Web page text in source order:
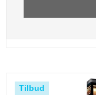
Tilbud